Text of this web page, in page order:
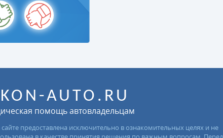
AUTO.RU
помощь автовладельцам
предоставлена исключительно в ознакомительных целях и не